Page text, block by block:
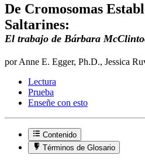
De Cromosomas
Saltarines:
El trabajo de Bárbara
por Anne E. Egger, Ph.D., Jessica
Lectura
Prueba
Enseñe con esto
Contenido
Términos de Glosario